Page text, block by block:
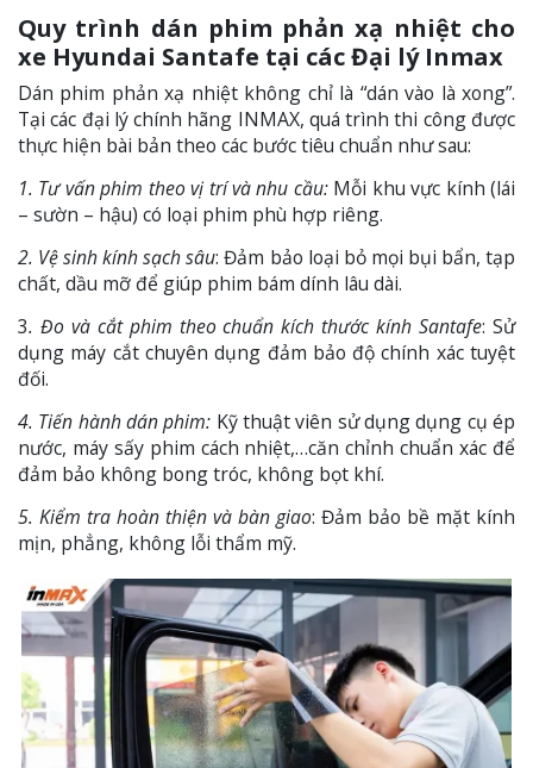
Quy trình dán phim phản xạ nhiệt cho
xe Hyundai Santafe tại các Đại lý Inmax
Dán phim phản xạ nhiệt không chỉ là “dán vào là xong”.
Tại các đại lý chính hãng INMAX, quá trình thi công được
thực hiện bài bản theo các bước tiêu chuẩn như sau:
1. Tư vấn phim theo vị trí và nhu cầu:Mỗi khu vực kính (lái
– sườn – hậu) có loại phim phù hợp riêng.
2. Vệ sinh kính sạch sâu: Đảm bảo loại bỏ mọi bụi bẩn, tạp
chất, dầu mỡ để giúp phim bám dính lâu dài.
3. Đo và cắt phim theo chuẩn kích thước kính Santafe: Sử
dụng máy cắt chuyên dụng đảm bảo độ chính xác tuyệt
đối.
4. Tiến hành dán phim: Kỹ thuật viên sử dụng dụng cụ ép
nước, máy sấy phim cách nhiệt,…căn chỉnh chuẩn xác để
đảm bảo không bong tróc, không bọt khí.
5. Kiểm tra hoàn thiện và bàn giao: Đảm bảo bề mặt kính
mịn, phẳng, không lỗi thẩm mỹ.